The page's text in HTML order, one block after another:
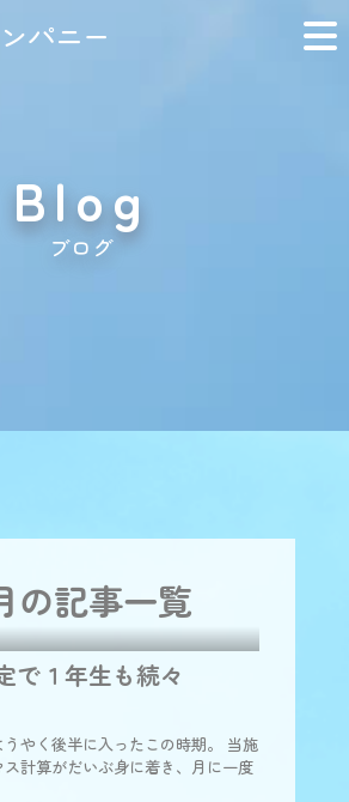
パニー
ブログ
Blog
の記事一覧
で１年生も続々
うやく後半に入ったこの時期。 当施
計算がだいぶ身に着き、月に一度